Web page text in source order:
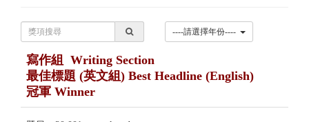
寫作組 Writing Section
最佳標題 (英文組) Best Headline (English)
冠軍 Winner